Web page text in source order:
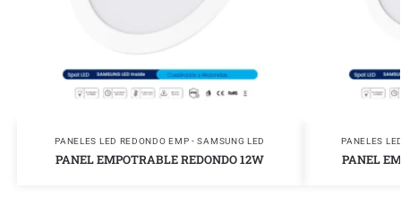
PANELES LED REDONDO EMP - SAMSUNG LED
PANEL EMPOTRABLE REDONDO 12W
PANELES
PANEL